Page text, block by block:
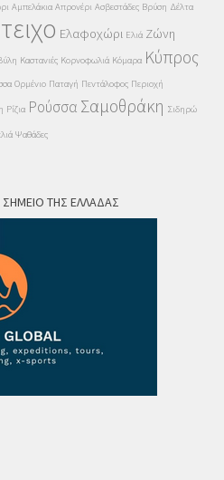
Αμπελάκια Απρονέρι Ασβεστάδες Βρύση Δέλτα
Ελαφοχώρι Ελιά Ζώνη
Καστανιές Κορνοφωλιά Κόμαρα Κύπρος
Ορμένιο Παταγή Πεντάλοφος Περιοχή
Ρίζια Ρούσσα Σαμοθράκη Σιδηρώ
Ψαθάδες
ΤΗΣ ΕΛΛΆΔΑΣ